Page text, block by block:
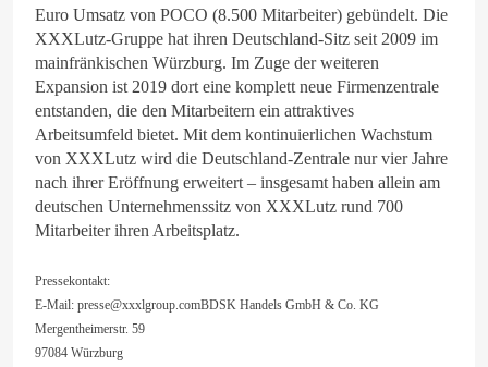
Euro Umsatz von POCO (8.500 Mitarbeiter) gebündelt. Die
XXXLutz-Gruppe hat ihren Deutschland-Sitz seit 2009 im
mainfränkischen Würzburg. Im Zuge der weiteren
Expansion ist 2019 dort eine komplett neue Firmenzentrale
entstanden, die den Mitarbeitern ein attraktives
Arbeitsumfeld bietet. Mit dem kontinuierlichen Wachstum
von XXXLutz wird die Deutschland-Zentrale nur vier Jahre
nach ihrer Eröffnung erweitert – insgesamt haben allein am
deutschen Unternehmenssitz von XXXLutz rund 700
Mitarbeiter ihren Arbeitsplatz.
Pressekontakt:
E-Mail: presse@xxxlgroup.comBDSK Handels GmbH & Co. KG
Mergentheimerstr. 59
97084 Würzburg